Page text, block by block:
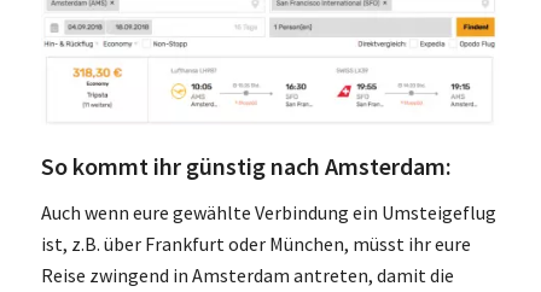
So kommt ihr günstig nach Amsterdam:
Auch wenn eure gewählte Verbindung ein Umsteigeflug
ist, z.B. über Frankfurt oder München, müsst ihr eure
Reise zwingend in Amsterdam antreten, damit die